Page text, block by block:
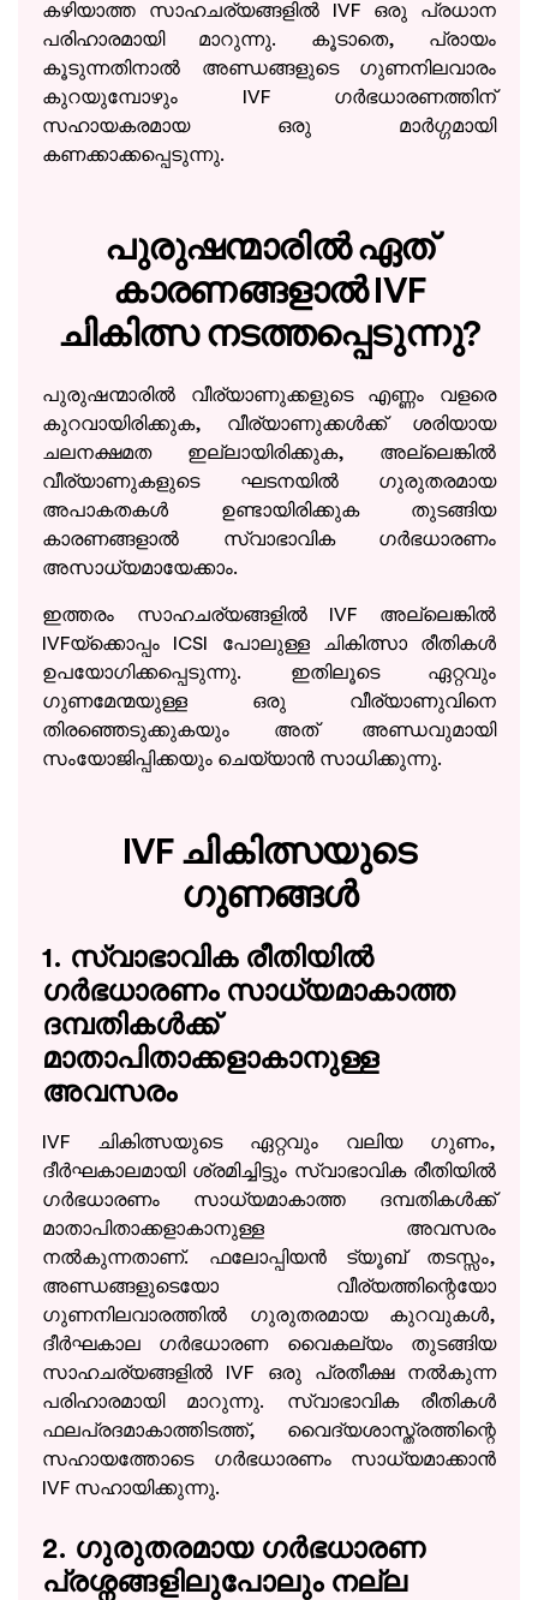
കഴിയാത്ത സാഹചര്യങ്ങളിൽ IVF ഒരു പ്രധാന
പരിഹാരമായി മാറുന്നു. കൂടാതെ, പ്രായം
കൂടുന്നതിനാൽ അണ്ഡങ്ങളുടെ ഗുണനിലവാരം
കുറയുമ്പോഴും IVF ഗർഭധാരണത്തിന്
സഹായകരമായ ഒരു മാർഗ്ഗമായി
കണക്കാക്കപ്പെടുന്നു.
പുരുഷന്മാരിൽ ഏത്
കാരണങ്ങളാൽ IVF
ചികിത്സ നടത്തപ്പെടുന്നു?
പുരുഷന്മാരിൽ വീര്യാണുക്കളുടെ എണ്ണം വളരെ
കുറവായിരിക്കുക, വീര്യാണുക്കൾക്ക് ശരിയായ
ചലനക്ഷമത ഇല്ലായിരിക്കുക, അല്ലെങ്കിൽ
വീര്യാണുകളുടെ ഘടനയിൽ ഗുരുതരമായ
അപാകതകൾ ഉണ്ടായിരിക്കുക തുടങ്ങിയ
കാരണങ്ങളാൽ സ്വാഭാവിക ഗർഭധാരണം
അസാധ്യമായേക്കാം.
ഇത്തരം സാഹചര്യങ്ങളിൽ IVF അല്ലെങ്കിൽ
IVFയ്ക്കൊപ്പം ICSI പോലുള്ള ചികിത്സാ രീതികൾ
ഉപയോഗിക്കപ്പെടുന്നു. ഇതിലൂടെ ഏറ്റവും
ഗുണമേന്മയുള്ള ഒരു വീര്യാണുവിനെ
തിരഞ്ഞെടുക്കുകയും അത് അണ്ഡവുമായി
സംയോജിപ്പിക്കയും ചെയ്യാൻ സാധിക്കുന്നു.
IVF ചികിത്സയുടെ
ഗുണങ്ങൾ
1. സ്വാഭാവിക രീതിയിൽ
ഗർഭധാരണം സാധ്യമാകാത്ത
ദമ്പതികൾക്ക്
മാതാപിതാക്കളാകാനുള്ള
അവസരം
IVF ചികിത്സയുടെ ഏറ്റവും വലിയ ഗുണം,
ദീർഘകാലമായി ശ്രമിച്ചിട്ടും സ്വാഭാവിക രീതിയിൽ
ഗർഭധാരണം സാധ്യമാകാത്ത ദമ്പതികൾക്ക്
മാതാപിതാക്കളാകാനുള്ള അവസരം
നൽകുന്നതാണ്. ഫലോപ്പിയൻ ട്യൂബ് തടസ്സം,
അണ്ഡങ്ങളുടെയോ വീര്യത്തിന്റെയോ
ഗുണനിലവാരത്തിൽ ഗുരുതരമായ കുറവുകൾ,
ദീർഘകാല ഗർഭധാരണ വൈകല്യം തുടങ്ങിയ
സാഹചര്യങ്ങളിൽ IVF ഒരു പ്രതീക്ഷ നൽകുന്ന
പരിഹാരമായി മാറുന്നു. സ്വാഭാവിക രീതികൾ
ഫലപ്രദമാകാത്തിടത്ത്, വൈദ്യശാസ്ത്രത്തിന്റെ
സഹായത്തോടെ ഗർഭധാരണം സാധ്യമാക്കാൻ
IVF സഹായിക്കുന്നു.
2. ഗുരുതരമായ ഗർഭധാരണ
പ്രശ്നങ്ങളിലുപോലും നല്ല